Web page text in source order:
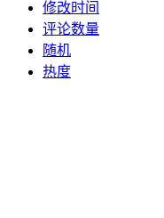
修改时间
评论数量
随机
热度